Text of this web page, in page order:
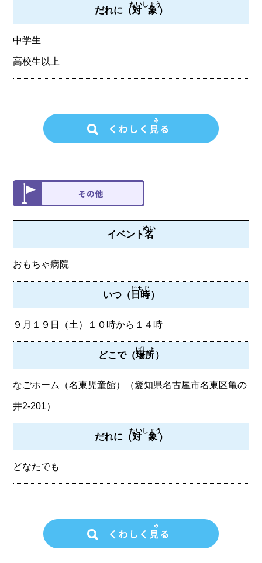
だれに（対象
たいしょう
）
中学生
高校生以上
イベント名
めい
おもちゃ病院
いつ（日時
にちじ
）
９月１９日（土）１０時から１４時
どこで（場所
ばしょ
）
なごホーム（名東児童館）（愛知県名古屋市名東区亀の
井2-201）
だれに（対象
たいしょう
）
どなたでも